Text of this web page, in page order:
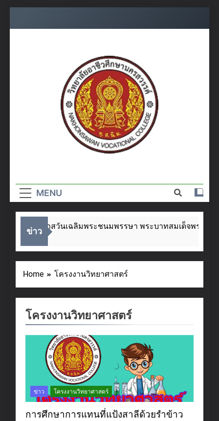
อาชีวศึกษา
นครสวรรค์
MENU
ข่าว
องในโอกาสวันเฉลิมพระชนมพรรษา พระบาทสมเด็จพระเจ้า
Home โครงงานวิทยาศาสตร์
โครงงานวิทยาศาสตร์
ข่าว โครงงานวิทยาศาสตร์
การศึกษาการแทนที่แป้งสาลีด้วยรำข้าว